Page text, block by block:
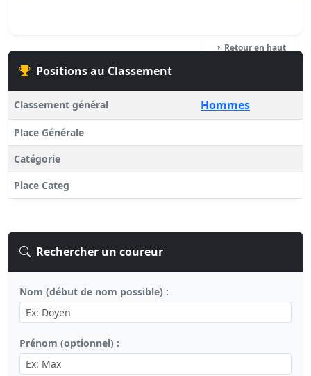
Retour en haut
Positions au Classement
Classement général Hommes
Place Générale
Catégorie
Place Categ
Rechercher un coureur
Nom (début de nom possible) :
Prénom (optionnel) :